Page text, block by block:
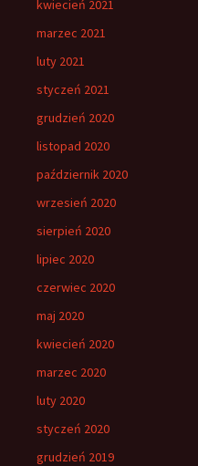
kwiecień 2021
marzec 2021
luty 2021
styczeń 2021
grudzień 2020
listopad 2020
październik 2020
wrzesień 2020
sierpień 2020
lipiec 2020
czerwiec 2020
maj 2020
kwiecień 2020
marzec 2020
luty 2020
styczeń 2020
grudzień 2019